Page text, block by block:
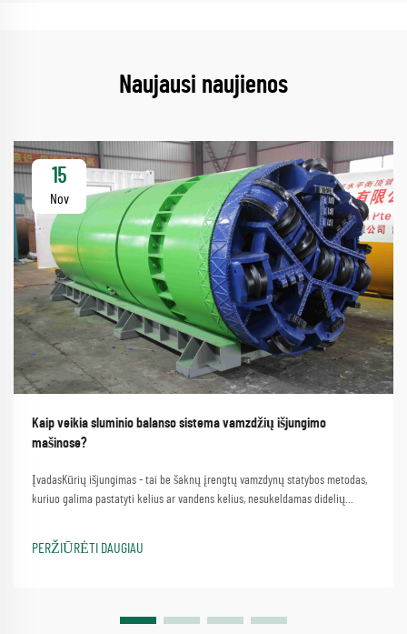
Naujausi naujienos
15
Nov
Kaip veikia sluminio balanso sistema vamzdžių išjungimo
mašinose?
ĮvadasKūrių išjungimas - tai be šaknų įrengtų vamzdynų statybos metodas,
kuriuo galima pastatyti kelius ar vandens kelius, nesukeldamas didelių
metodą...
PERŽIŪRĖTI DAUGIAU